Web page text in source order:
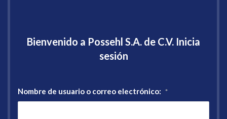
Bienvenido a Possehl S.A. de C.V. Inicia
sesión
Nombre de usuario o correo electrónico: *